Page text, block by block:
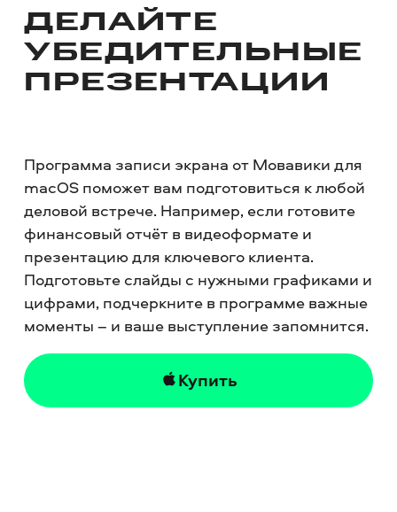
ДЕЛАЙТЕ
УБЕДИТЕЛЬНЫЕ
ПРЕЗЕНТАЦИИ
Программа записи экрана от Мовавики для
macOS поможет вам подготовиться к любой
деловой встрече. Например, если готовите
финансовый отчёт в видеоформате и
презентацию для ключевого клиента.
Подготовьте слайды с нужными графиками и
цифрами, подчеркните в программе важные
моменты – и ваше выступление запомнится.
Купить